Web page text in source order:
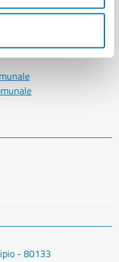
- 80133